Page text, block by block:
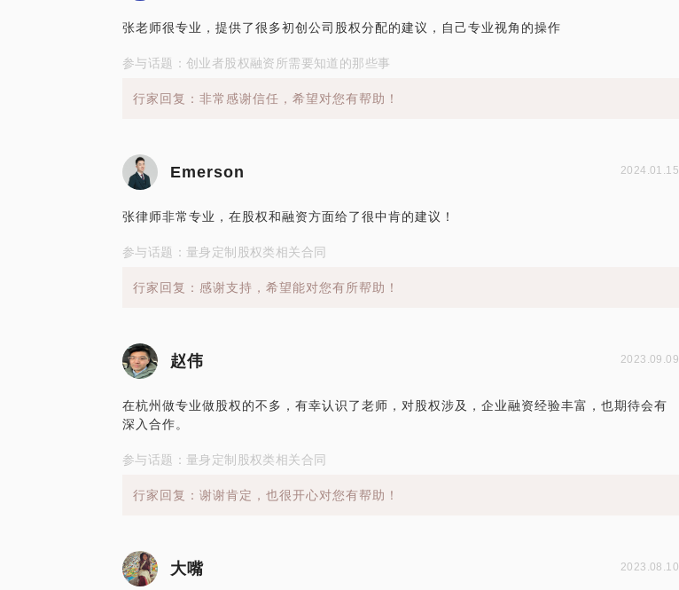
张老师很专业，提供了很多初创公司股权分配的建议，自己专业视角的操作
参与话题：创业者股权融资所需要知道的那些事
行家回复：非常感谢信任，希望对您有帮助！
Emerson 2024.01.15
张律师非常专业，在股权和融资方面给了很中肯的建议！
参与话题：量身定制股权类相关合同
行家回复：感谢支持，希望能对您有所帮助！
赵伟 2023.09.09
在杭州做专业做股权的不多，有幸认识了老师，对股权涉及，企业融资经验丰富，也期待会有
深入合作。
参与话题：量身定制股权类相关合同
行家回复：谢谢肯定，也很开心对您有帮助！
大嘴 2023.08.10